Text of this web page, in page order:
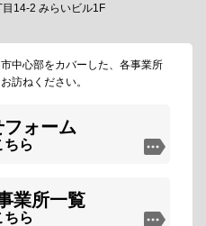
14-2 みらいビル1F
中心部をカバーした、各事業所
訪ねください。
ォーム
ちら
業所一覧
ちら